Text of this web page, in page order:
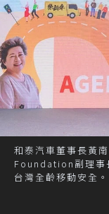
和泰汽車董事長黃
Foundation副理事
台灣全齡移動安全